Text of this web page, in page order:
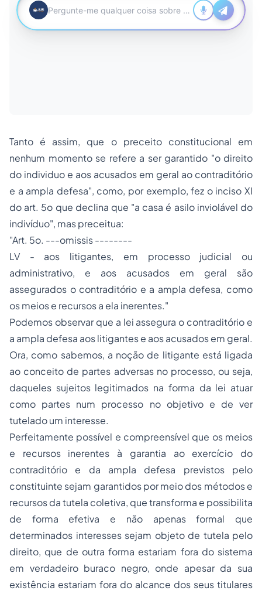
Tanto é assim, que o preceito constitucional em
nenhum momento se refere a ser garantido "o direito
do individuo e aos acusados em geral ao contraditório
e a ampla defesa", como, por exemplo, fez o inciso XI
do art. 5o que declina que "a casa é asilo inviolável do
indivíduo", mas preceitua:
"Art. 5o. ---omissis --------
LV - aos litigantes, em processo judicial ou
administrativo, e aos acusados em geral são
assegurados o contraditório e a ampla defesa, como
os meios e recursos a ela inerentes."
Podemos observar que a lei assegura o contraditório e
a ampla defesa aos litigantes e aos acusados em geral.
Ora, como sabemos, a noção de litigante está ligada
ao conceito de partes adversas no processo, ou seja,
daqueles sujeitos legitimados na forma da lei atuar
como partes num processo no objetivo e de ver
tutelado um interesse.
Perfeitamente possível e compreensível que os meios
e recursos inerentes à garantia ao exercício do
contraditório e da ampla defesa previstos pelo
constituinte sejam garantidos por meio dos métodos e
recursos da tutela coletiva, que transforma e possibilita
de forma efetiva e não apenas formal que
determinados interesses sejam objeto de tutela pelo
direito, que de outra forma estariam fora do sistema
em verdadeiro buraco negro, onde apesar da sua
existência estariam fora do alcance dos seus titulares